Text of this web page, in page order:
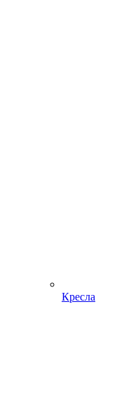
Кресла